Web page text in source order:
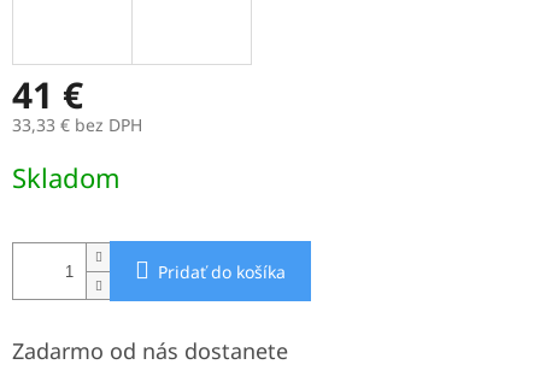
41 €
33,33 € bez DPH
cena:
Skladom
Pridať do košíka
Zadarmo od nás dostanete